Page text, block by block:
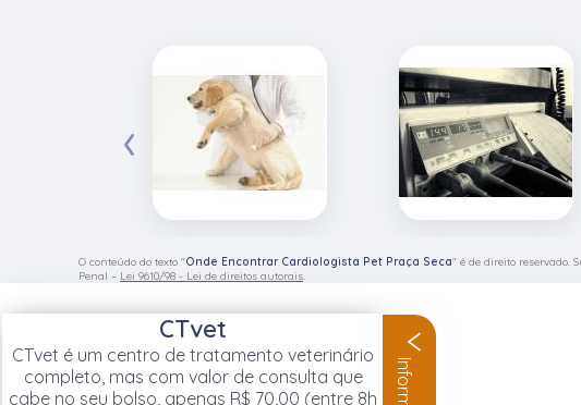
‹
O conteúdo do texto "Onde Encontrar Cardiologista Pet Praça Seca" é de direito reservado.
Penal – Lei 9610/98 - Lei de direitos autorais
CTvet
CTvet é um centro de tratamento veterinário
completo, mas com valor de consulta que
cabe no seu bolso, apenas R$ 70,00 (entre 8h